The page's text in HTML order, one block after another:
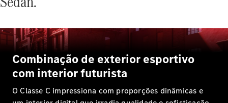
Classe S
Longo
Configurador
Test drive
Showroom
Online
SUV
Combinação de exterior esportivo
com interior futurista
O Classe C impressiona com proporções dinâmicas e